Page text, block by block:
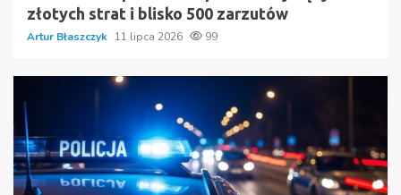
złotych strat i blisko 500 zarzutów
Artur Błaszczyk 11 lipca 2026 99